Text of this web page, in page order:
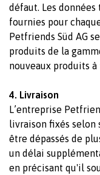
défaut. Les
fournies pour
Petfriends Süd AG
produits de la
nouveaux produits
4. Livraison
L’entreprise
livraison fixés selon
être dépassés de
un délai
en précisant qu'il